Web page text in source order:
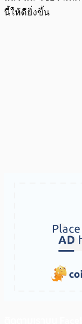
นี้ให้ดียิ่งขึ้น